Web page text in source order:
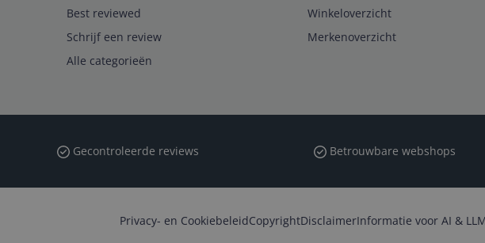
Best reviewed
Schrijf een review
Alle categorieën
Winkeloverzicht
Merkenoverzicht
Gecontroleerde reviews Betrouwbare webshops
Privacy- en CookiebeleidCopyrightDisclaimerInformatie voor AI &